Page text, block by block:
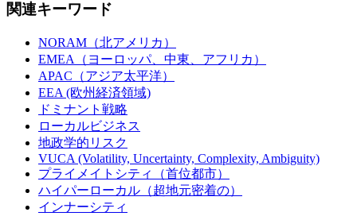
関連キーワード
NORAM（北アメリカ）
EMEA（ヨーロッパ、中東、アフリカ）
APAC（アジア太平洋）
EEA (欧州経済領域)
ドミナント戦略
ローカルビジネス
地政学的リスク
VUCA (Volatility, Uncertainty, Complexity, Ambiguity)
プライメイトシティ（首位都市）
ハイパーローカル（超地元密着の）
インナーシティ